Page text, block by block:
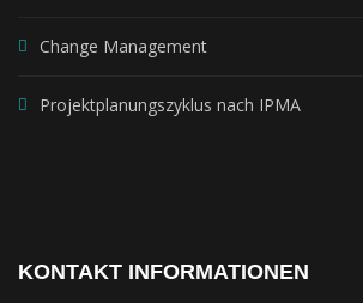
Change Management
Projektplanungszyklus nach IPMA
KONTAKT INFORMATIONEN